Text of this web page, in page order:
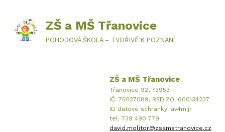
ZŠ a MŠ Třanovice
POHODOVÁ ŠKOLA – TVOŘIVĚ K POZNÁNÍ
ZŠ a MŠ Třanovice
Třanovice 92, 73953
IČ: 75027089, REDIZO: 600134237
ID datové schránky: av4mijr
tel: 739 490 779
david.molitor@zsamstranovice.cz